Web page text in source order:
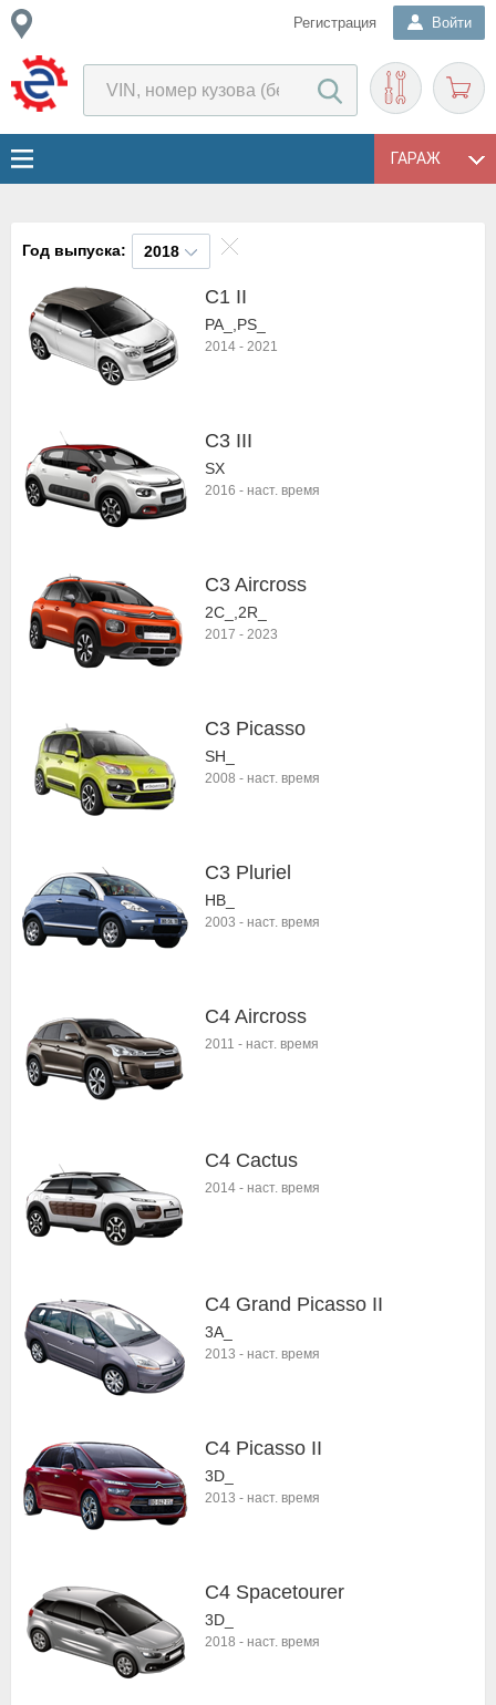
Регистрация Войти
ГАРАЖ
Год выпуска: 2018
C1 II
PA_,PS_
2014 - 2021
C3 III
SX
2016 - наст. время
C3 Aircross
2C_,2R_
2017 - 2023
C3 Picasso
SH_
2008 - наст. время
C3 Pluriel
HB_
2003 - наст. время
C4 Aircross
2011 - наст. время
C4 Cactus
2014 - наст. время
C4 Grand Picasso II
3A_
2013 - наст. время
C4 Picasso II
3D_
2013 - наст. время
C4 Spacetourer
3D_
2018 - наст. время